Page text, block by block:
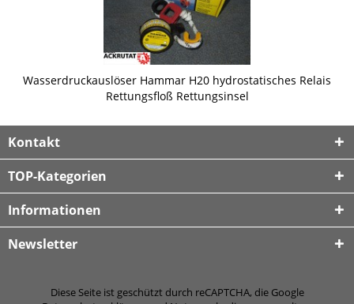
Wasserdruckauslöser Hammar H20 hydrostatisches Relais
Rettungsfloß Rettungsinsel
Kontakt
TOP-Kategorien
Informationen
Newsletter
Diese Seite ist geschützt durch reCAPTCHA, die Google